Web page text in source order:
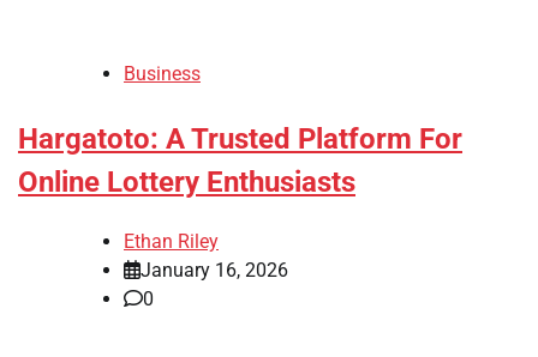
Business
Hargatoto: A Trusted Platform For
Online Lottery Enthusiasts
Ethan Riley
January 16, 2026
0